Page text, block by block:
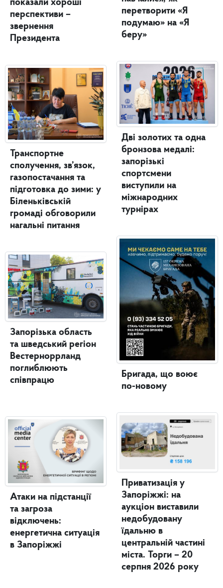
показали хороші
перспективи –
звернення
Президента
Транспортне
сполучення, зв’язок,
газопостачання та
підготовка до зими: у
Біленьківській
громаді обговорили
нагальні питання
Запорізька область
та шведський регіон
Вестерноррланд
поглиблюють
співпрацю
Атаки на підстанції
та загроза
відключень:
енергетична ситуація
в Запоріжжі
перетворити «Я
подумаю» на «Я
беру»
Дві золотих та одна
бронзова медалі:
запорізькі
спортсмени
виступили на
міжнародних
турнірах
Бригада, що воює
по-новому
Приватизація у
Запоріжжі: на
аукціон виставили
недобудовану
їдальню в
центральній частині
міста. Торги – 20
серпня 2026 року